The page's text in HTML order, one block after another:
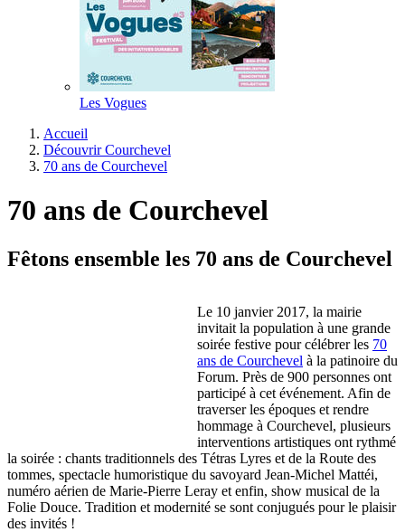
Les Vogues
Accueil
Découvrir Courchevel
70 ans de Courchevel
70 ans de Courchevel
Fêtons ensemble les 70 ans de Courchevel
Le 10 janvier 2017, la mairie
invitait la population à une grande
soirée festive pour célébrer les 70
ans de Courchevel à la patinoire du
Forum. Près de 900 personnes ont
participé à cet événement. Afin de
traverser les époques et rendre
hommage à Courchevel, plusieurs
interventions artistiques ont rythmé
la soirée : chants traditionnels des Tétras Lyres et de la Route des
tommes, spectacle humoristique du savoyard Jean-Michel Mattéi,
numéro aérien de Marie-Pierre Leray et enfin, show musical de la
Folie Douce. Tradition et modernité se sont conjugués pour le plaisir
des invités !